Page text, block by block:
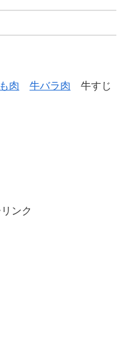
肉 牛バラ肉 牛すじ
ンク